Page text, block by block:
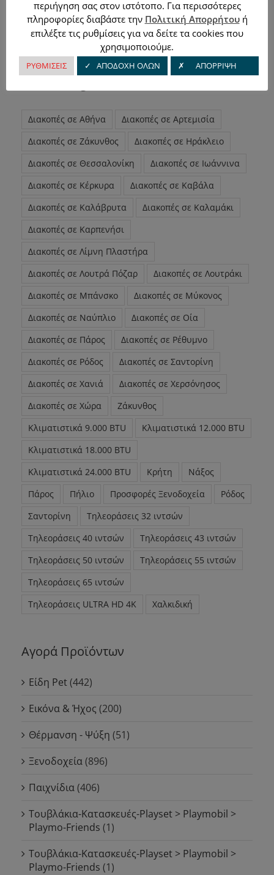
Διακοπές σε Αθήνα
Διακοπές σε Αρτεμισία
Διακοπές σε Ζάκυνθος
Διακοπές σε Ηράκλειο
Διακοπές σε Θεσσαλονίκη
Διακοπές σε Ιωάννινα
Διακοπές σε Κέρκυρα
Διακοπές σε Καβάλα
Διακοπές σε Καλάβρυτα
Διακοπές σε Καλαμάκι
Διακοπές σε Καρπενήσι
Διακοπές σε Λίμνη Πλαστήρα
Διακοπές σε Λουτρά Πόζαρ
Διακοπές σε Λουτράκι
Διακοπές σε Μπάνσκο
Διακοπές σε Μύκονος
Διακοπές σε Ναύπλιο
Διακοπές σε Οία
Διακοπές σε Πάρος
Διακοπές σε Ρέθυμνο
Διακοπές σε Ρόδος
Διακοπές σε Σαντορίνη
Διακοπές σε Χανιά
Διακοπές σε Χερσόνησος
Διακοπές σε Χώρα
Ζάκυνθος
Κλιματιστικά 9.000 BTU
Κλιματιστικά 12.000 BTU
Κλιματιστικά 18.000 BTU
Κλιματιστικά 24.000 BTU
Κρήτη
Νάξος
Πάρος
Πήλιο Προσφορές Ξενοδοχεία
Ρόδος
Σαντορίνη
Τηλεοράσεις 32 ιντσών
Τηλεοράσεις 40 ιντσών
Τηλεοράσεις 43 ιντσών
Τηλεοράσεις 50 ιντσών
Τηλεοράσεις 55 ιντσών
Τηλεοράσεις 65 ιντσών
Τηλεοράσεις ULTRA HD 4K
Χαλκιδική
Αγορά Προϊόντων
Είδη Pet(442)
Εικόνα & Ήχος (200)
Θέρμανση - Ψύξη (51)
Ξενοδοχεία(896)
Παιχνίδια(406)
Τουβλάκια-Κατασκευές-Playset > Playmobil >
Playmo-Friends (1)
Τουβλάκια-Κατασκευές-Playset > Playmobil >
Playmo-Friends (1)
περιήγηση σας στον ιστότοπο. Για περισσότερες
πληροφορίες διαβάστε την Πολιτική Απορρήτουή
επιλέξτε τις ρυθμίσεις για να δείτε τα cookies που
χρησιμοποιούμε.
ΡΥΘΜΙΣΕΙΣ ✓ ΑΠΟΔΟΧΗ ΟΛΩΝ ✗ ΑΠΟΡΡΙΨΗ